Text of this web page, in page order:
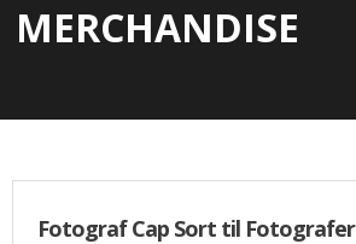
BILLEDER
OPLADERE
MERCHANDISE
Fotograf Cap Sort til Fotografer